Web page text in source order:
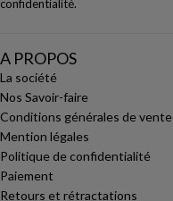
confidentialité.
A PROPOS
La société
Nos Savoir-faire
Conditions générales de vente
Mention légales
Politique de confidentialité
Paiement
Retours et rétractations